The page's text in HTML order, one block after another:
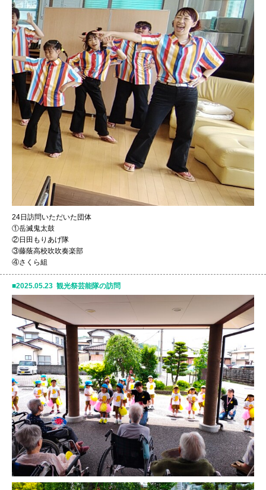
24日訪問いただいた団体
①岳滅鬼太鼓
②日田もりあげ隊
③藤蔭高校吹吹奏楽部
④さくら組
2025.05.23 観光祭芸能隊の訪問